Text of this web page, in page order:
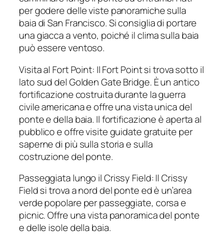
per godere delle viste panoramiche sulla
baia di San Francisco. Si consiglia di portare
una giacca a vento, poiché il clima sulla baia
può essere ventoso.
Visita al Fort Point: Il Fort Point si trova sotto il
lato sud del Golden Gate Bridge. È un antico
fortificazione costruita durante la guerra
civile americana e offre una vista unica del
ponte e della baia. Il fortificazione è aperta al
pubblico e offre visite guidate gratuite per
saperne di più sulla storia e sulla
costruzione del ponte.
Passeggiata lungo il Crissy Field: Il Crissy
Field si trova a nord del ponte ed è un’area
verde popolare per passeggiate, corsa e
picnic. Offre una vista panoramica del ponte
e delle isole della baia.